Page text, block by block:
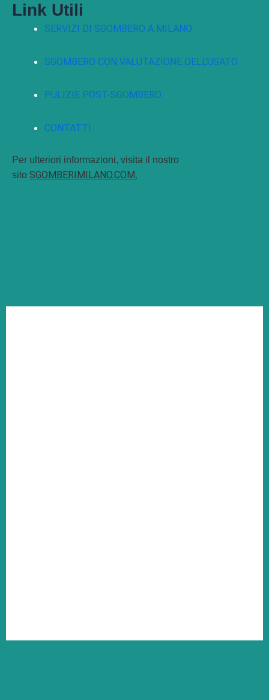
Link Utili
SERVIZI DI SGOMBERO A MILANO
SGOMBERO CON VALUTAZIONE DELL’USATO
PULIZIE POST-SGOMBERO
CONTATTI
Per ulteriori informazioni, visita il nostro
sito SGOMBERIMILANO.COM.